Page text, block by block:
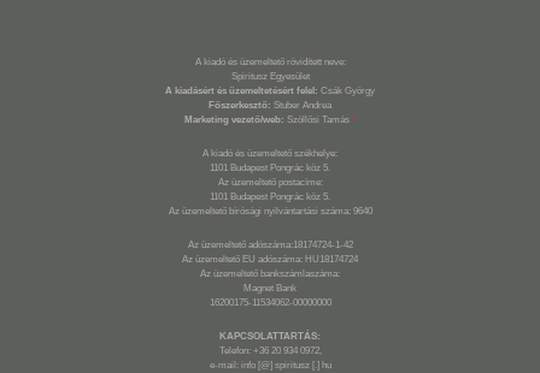
A kiadó és üzemeltető rövidített neve:
Spiritusz Egyesület
A kiadásért és üzemeltetésért felel: Csák György
Főszerkesztő: Stuber Andrea
Marketing vezető/web: Szöllősi Tamás *
A kiadó és üzemeltető székhelye:
1101 Budapest Pongrác köz 5.
Az üzemeltető postacíme:
1101 Budapest Pongrác köz 5.
Az üzemeltető bírósági nyilvántartási száma: 9640
Az üzemeltető adószáma:18174724-1-42
Az üzemeltető EU adószáma: HU18174724
Az üzemeltető bankszámlaszáma:
Magnet Bank
16200175-11534062-00000000
KAPCSOLATTARTÁS:
Telefon: +36 20 934 0972,
e-mail: info [@] spiritusz [.] hu